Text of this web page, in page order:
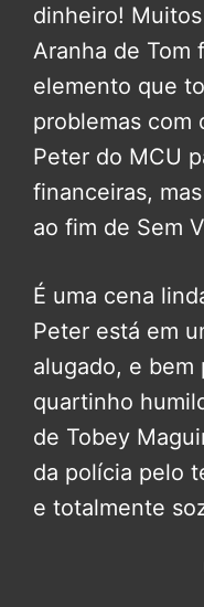
dinheiro!
Aranha de Tom
elemento que
problemas com
Peter do MCU
financeiras,
ao fim de Sem
É uma cena
Peter está em
alugado, e bem
quartinho
de Tobey
da polícia pelo
e totalmente